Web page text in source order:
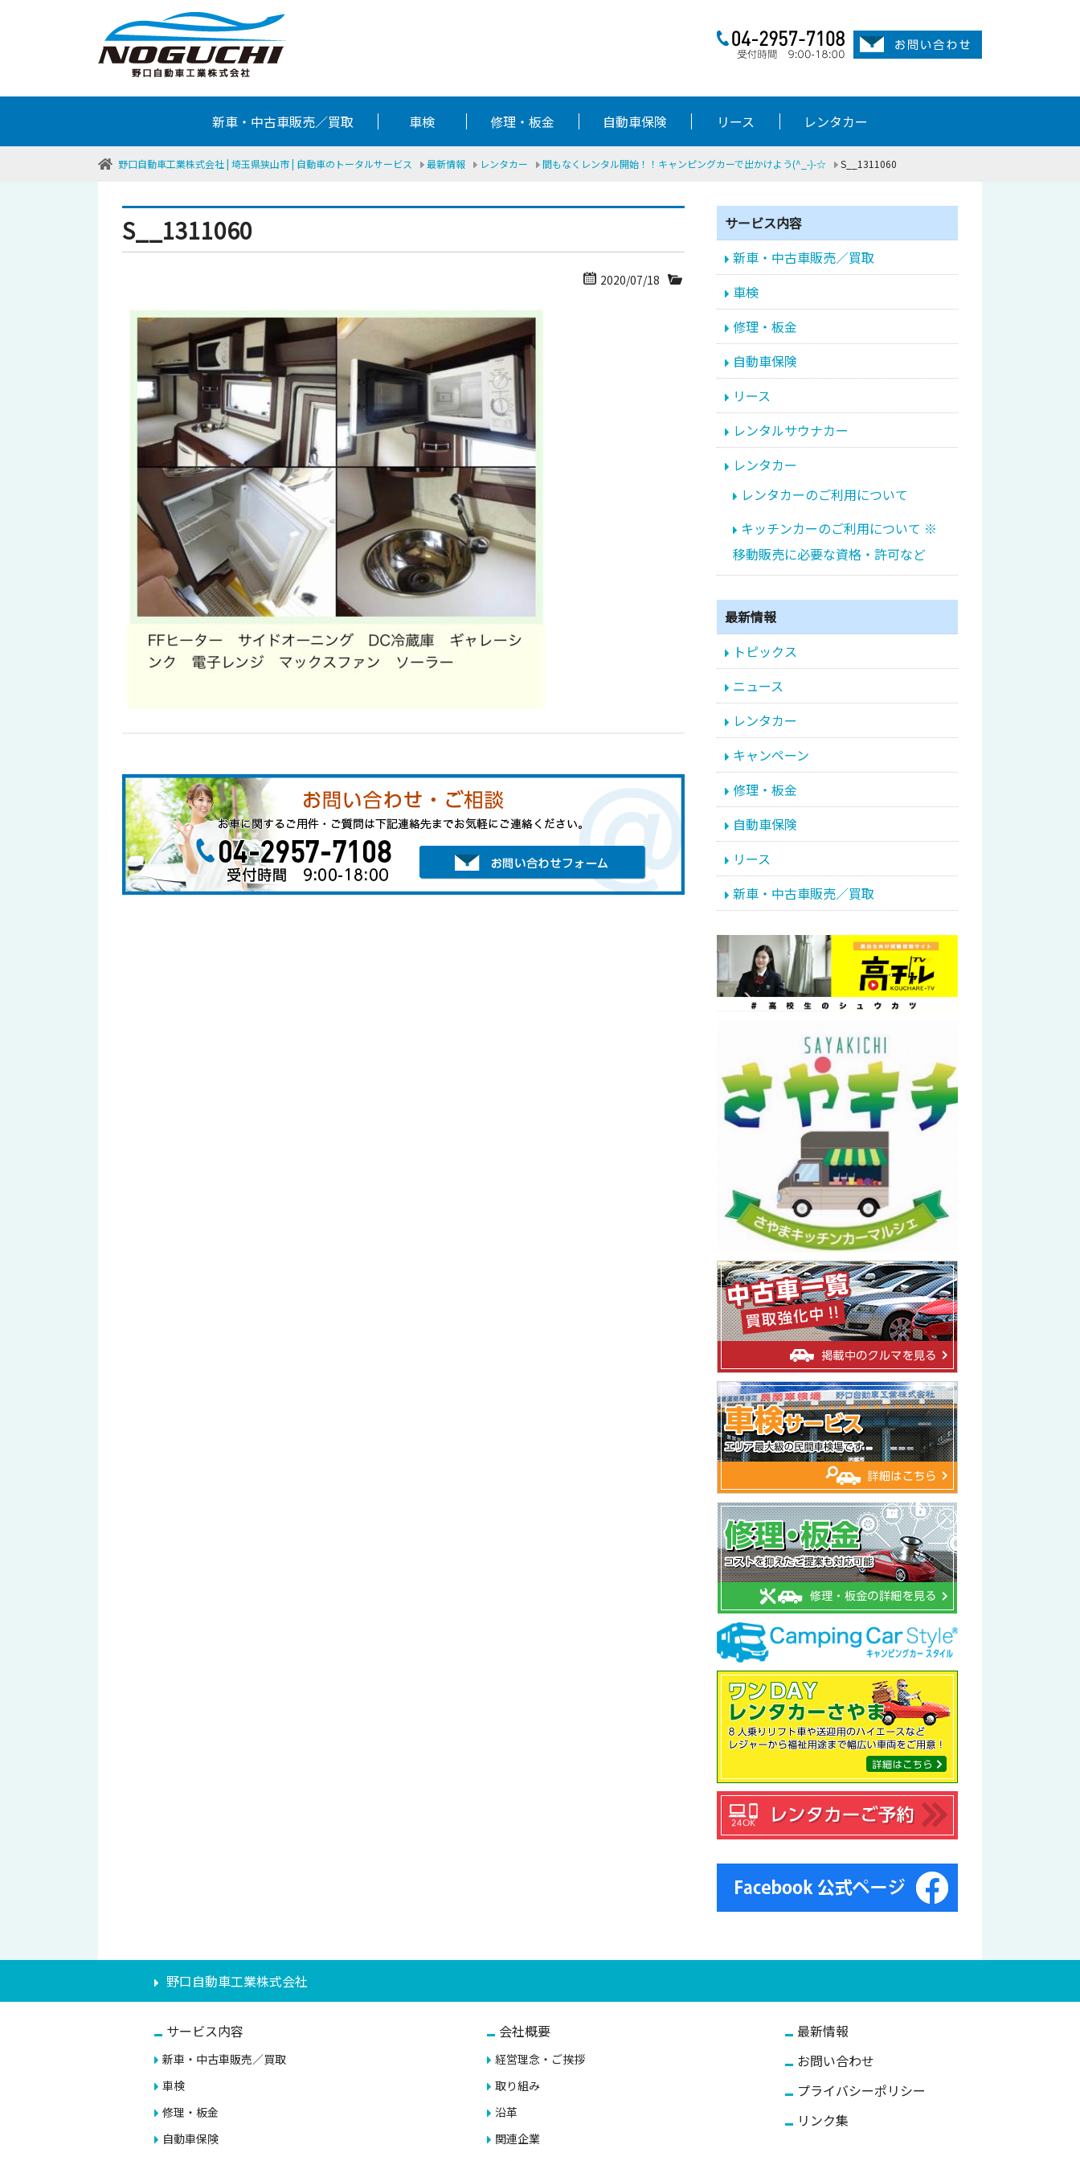
新車・中古車販売／買取 車検 修理・板金 自動車保険 リース レンタカー
野口自動車工業株式会社 | 埼玉県狭山市 | 自動車のトータルサービス 最新情報 レンタカー 間もなくレンタル開始！！キャンピングカーで出かけよう(^_-)-☆ S__1311060
S__1311060
2020/07/18
サービス内容
新車・中古車販売／買取
車検
修理・板金
自動車保険
リース
レンタルサウナカー
レンタカー
レンタカーのご利用について
キッチンカーのご利用について ※
移動販売に必要な資格・許可など
最新情報
トピックス
ニュース
レンタカー
キャンペーン
修理・板金
自動車保険
リース
新車・中古車販売／買取
野口自動車工業株式会社
サービス内容
新車・中古車販売／買取
車検
修理・板金
自動車保険
会社概要
経営理念・ご挨拶
取り組み
沿革
関連企業
最新情報
お問い合わせ
プライバシーポリシー
リンク集